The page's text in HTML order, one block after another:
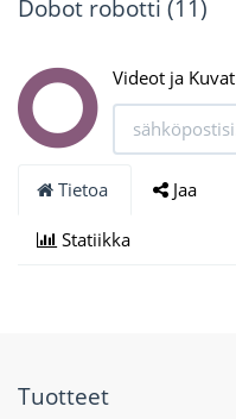
Dobot robotti (11)
Videot ja Kuvat
Tietoa Jaa
Statiikka
Tuotteet